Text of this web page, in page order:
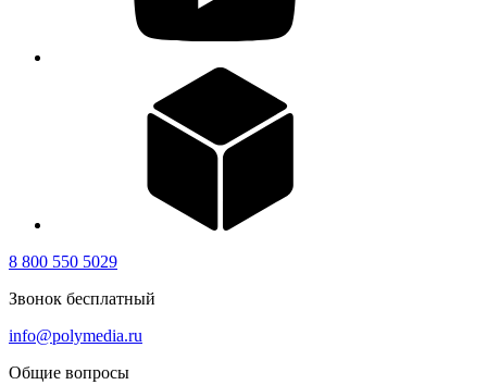
8 800 550 5029
Звонок бесплатный
info@polymedia.ru
Общие вопросы